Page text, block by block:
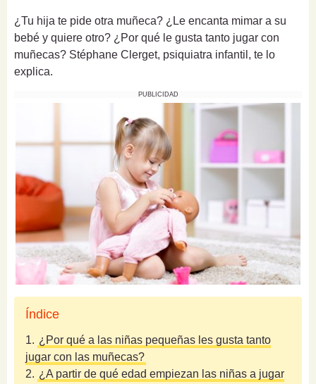
¿Tu hija te pide otra muñeca? ¿Le encanta mimar a su
bebé y quiere otro? ¿Por qué le gusta tanto jugar con
muñecas? Stéphane Clerget, psiquiatra infantil, te lo
explica.
PUBLICIDAD
Índice
1. ¿Por qué a las niñas pequeñas les gusta tanto
jugar con las muñecas?
2. ¿A partir de qué edad empiezan las niñas a jugar